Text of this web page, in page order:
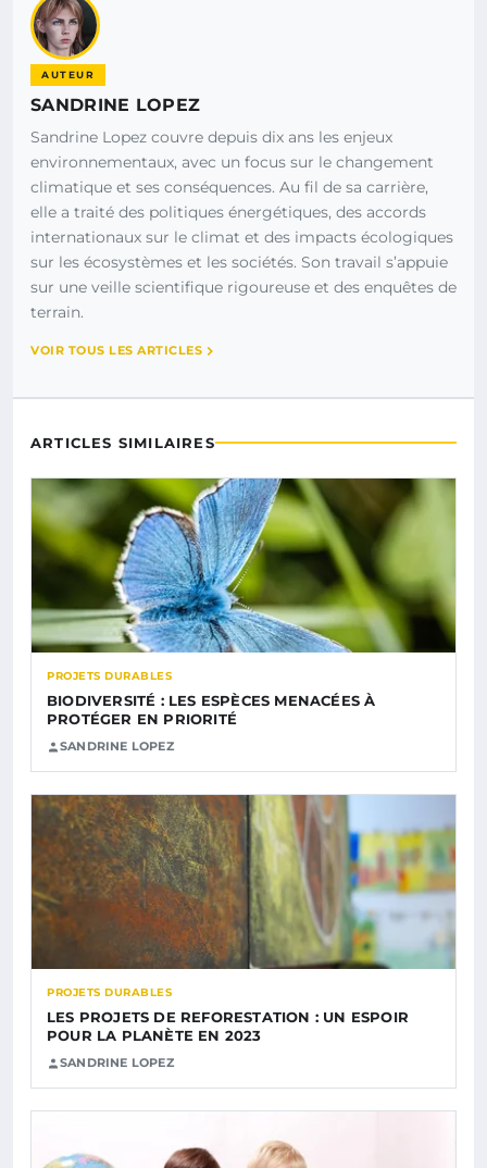
AUTEUR
SANDRINE LOPEZ
Sandrine Lopez couvre depuis dix ans les enjeux
environnementaux, avec un focus sur le changement
climatique et ses conséquences. Au fil de sa carrière,
elle a traité des politiques énergétiques, des accords
internationaux sur le climat et des impacts écologiques
sur les écosystèmes et les sociétés. Son travail s’appuie
sur une veille scientifique rigoureuse et des enquêtes de
terrain.
VOIR TOUS LES ARTICLES
ARTICLES SIMILAIRES
PROJETS DURABLES
BIODIVERSITÉ : LES ESPÈCES MENACÉES À
PROTÉGER EN PRIORITÉ
SANDRINE LOPEZ
PROJETS DURABLES
LES PROJETS DE REFORESTATION : UN ESPOIR
POUR LA PLANÈTE EN 2023
SANDRINE LOPEZ